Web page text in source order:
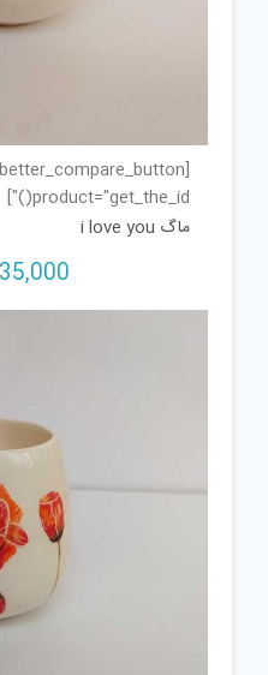
product="get_the_id()"]
ماگ i love you